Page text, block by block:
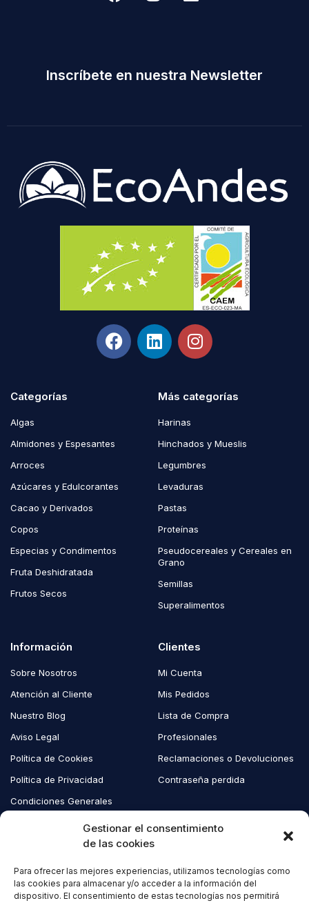
Gestionar el consentimiento
de las cookies
Para ofrecer las mejores experiencias, utilizamos tecnologías como
las cookies para almacenar y/o acceder a la información del
dispositivo. El consentimiento de estas tecnologías nos permitirá
Inscríbete en nuestra Newsletter
Categorías
Algas
Almidones y Espesantes
Arroces
Azúcares y Edulcorantes
Cacao y Derivados
Copos
Especias y Condimentos
Fruta Deshidratada
Frutos Secos
Más categorías
Harinas
Hinchados y Mueslis
Legumbres
Levaduras
Pastas
Proteínas
Pseudocereales y Cereales en
Grano
Semillas
Superalimentos
Información
Sobre Nosotros
Atención al Cliente
Nuestro Blog
Aviso Legal
Política de Cookies
Política de Privacidad
Condiciones Generales
Clientes
Mi Cuenta
Mis Pedidos
Lista de Compra
Profesionales
Reclamaciones o Devoluciones
Contraseña perdida
Copyright © 2023 EcoAndes. Todos los derechos reservados.